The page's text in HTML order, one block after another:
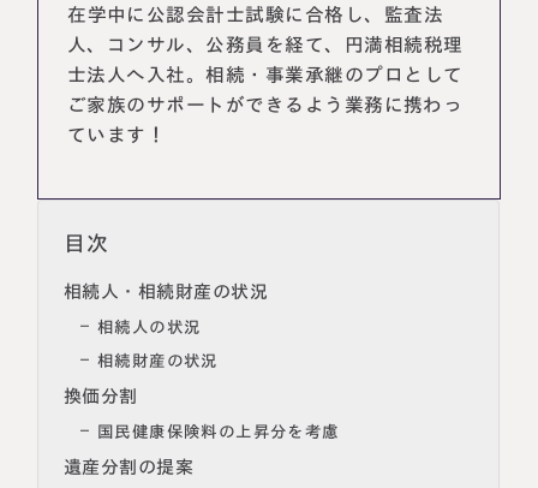
在学中に公認会計士試験に合格し、監査法
人、コンサル、公務員を経て、円満相続税理
士法人へ入社。相続・事業承継のプロとして
ご家族のサポートができるよう業務に携わっ
ています！
目次
相続人・相続財産の状況
相続人の状況
相続財産の状況
換価分割
国民健康保険料の上昇分を考慮
遺産分割の提案